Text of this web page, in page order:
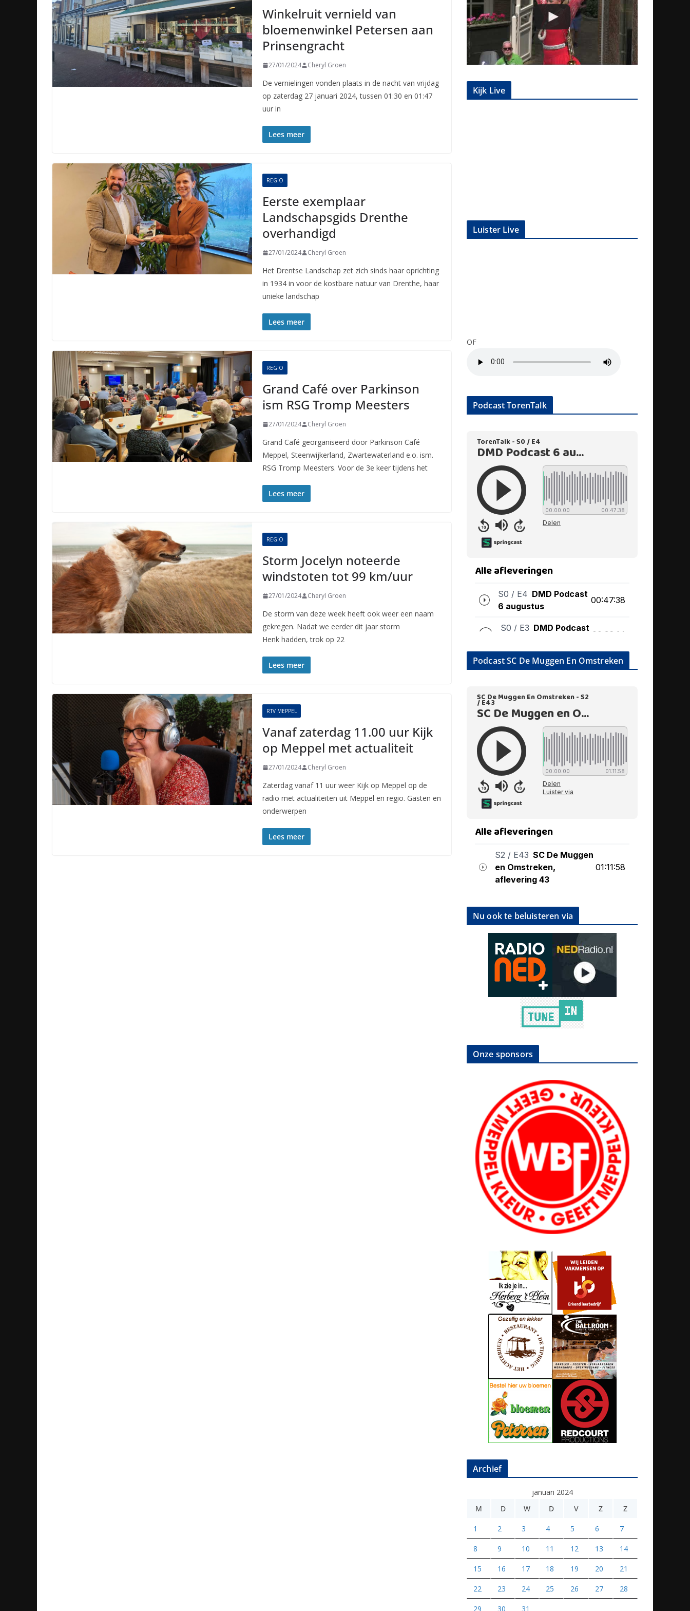
Winkelruit vernield van
bloemenwinkel Petersen aan
Prinsengracht
27/01/2024 Cheryl Groen
De vernielingen vonden plaats in de nacht van vrijdag
op zaterdag 27 januari 2024, tussen 01:30 en 01:47
uur in
Lees meer
REGIO
Eerste exemplaar
Landschapsgids Drenthe
overhandigd
27/01/2024 Cheryl Groen
Het Drentse Landschap zet zich sinds haar oprichting
in 1934 in voor de kostbare natuur van Drenthe, haar
unieke landschap
Lees meer
REGIO
Grand Café over Parkinson
ism RSG Tromp Meesters
27/01/2024 Cheryl Groen
Grand Café georganiseerd door Parkinson Café
Meppel, Steenwijkerland, Zwartewaterland e.o. ism.
RSG Tromp Meesters. Voor de 3e keer tijdens het
Lees meer
REGIO
Storm Jocelyn noteerde
windstoten tot 99 km/uur
27/01/2024 Cheryl Groen
De storm van deze week heeft ook weer een naam
gekregen. Nadat we eerder dit jaar storm
Henk hadden, trok op 22
Lees meer
RTV MEPPEL
Vanaf zaterdag 11.00 uur Kijk
op Meppel met actualiteit
27/01/2024 Cheryl Groen
Zaterdag vanaf 11 uur weer Kijk op Meppel op de
radio met actualiteiten uit Meppel en regio. Gasten en
onderwerpen
Lees meer
Kijk Live
Luister Live
OF
Podcast TorenTalk
Podcast SC De Muggen En Omstreken
Nu ook te beluisteren via
Onze sponsors
Archief
januari 2024
M
D W D V Z Z
1 2 3 4 5 6 7
8 9 10 11 12 13 14
15 16 17 18 19 20 21
22 23 24 25 26 27 28
29 30 31